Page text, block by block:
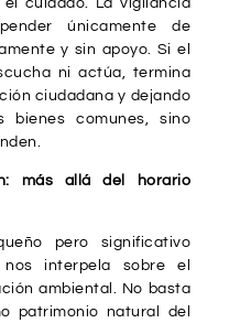
cuidado. La vigilancia
únicamente de
y sin apoyo. Si el
ni actúa, termina
ciudadana y dejando
bienes comunes, sino
más allá del horario
pero significativo
interpela sobre el
ambiental. No basta
patrimonio natural del